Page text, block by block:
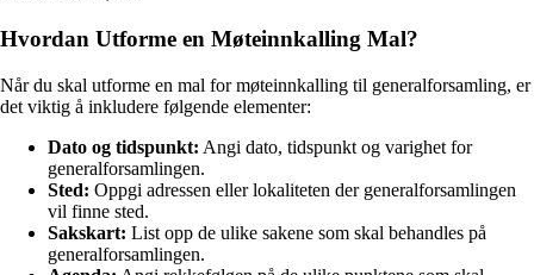
Hvordan Utforme en Møteinnkalling Mal?
Når du skal utforme en mal for møteinnkalling til generalforsamling, er
det viktig å inkludere følgende elementer:
Dato og tidspunkt: Angi dato, tidspunkt og varighet for
generalforsamlingen.
Sted: Oppgi adressen eller lokaliteten der generalforsamlingen
vil finne sted.
Sakskart: List opp de ulike sakene som skal behandles på
generalforsamlingen.